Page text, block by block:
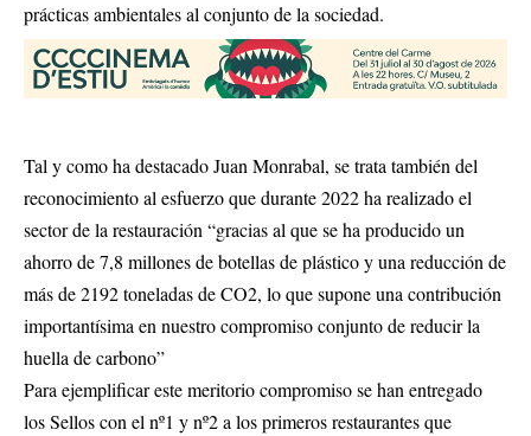
prácticas ambientales al conjunto de la sociedad.
Tal y como ha destacado Juan Monrabal, se trata también del
reconocimiento al esfuerzo que durante 2022 ha realizado el
sector de la restauración “gracias al que se ha producido un
ahorro de 7,8 millones de botellas de plástico y una reducción de
más de 2192 toneladas de CO2, lo que supone una contribución
importantísima en nuestro compromiso conjunto de reducir la
huella de carbono”
Para ejemplificar este meritorio compromiso se han entregado
los Sellos con el nº1 y nº2 a los primeros restaurantes que